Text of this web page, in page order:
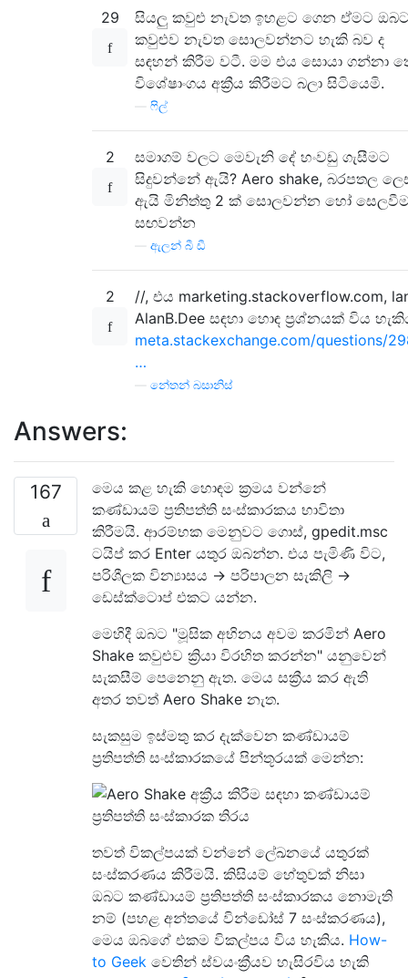
29
සියලු කවුළු නැවත ඉහළට ගෙන ඒමට
කවුළුව නැවත සොලවන්නට හැකි බව ද
සඳහන් කිරීම වටී. මම එය සොයා ගන්නා
විශේෂාංගය අක්‍රීය කිරීමට බලා සිටියෙමි.
ෆිල්
2
සමාගම් වලට මෙවැනි දේ හංවඩු ගැසීමට
සිදුවන්නේ ඇයි? Aero shake, බරපතල
ඇයි මිනිත්තු 2 ක් සොලවන්න හෝ
සඟවන්න
ඇලන් බී ඩී
2
//, එය marketing.stackoverflow.com,
AlanB.Dee සඳහා හොඳ ප්‍රශ්නයක් විය
meta.stackexchange.com/questions/
…
නේතන් බසානිස්
Answers:
167
මෙය කළ හැකි හොඳම ක්‍රමය වන්නේ
කණ්ඩායම් ප්‍රතිපත්ති සංස්කාරකය භාවිතා
කිරීමයි. ආරම්භක මෙනුවට ගොස්, gpedit.msc
ටයිප් කර Enter යතුර ඔබන්න. එය පැමිණි විට,
පරිශීලක වින්‍යාසය -> පරිපාලන සැකිලි ->
ඩෙස්ක්ටොප් එකට යන්න.
මෙහිදී ඔබට "මූසික අභිනය අවම කරමින් Aero
Shake කවුළුව ක්‍රියා විරහිත කරන්න" යනුවෙන්
සැකසීම් පෙනෙනු ඇත. මෙය සක්‍රීය කර ඇති
අතර තවත් Aero Shake නැත.
සැකසුම ඉස්මතු කර දැක්වෙන කණ්ඩායම්
ප්‍රතිපත්ති සංස්කාරකයේ පින්තූරයක් මෙන්න:
තවත් විකල්පයක් වන්නේ ලේඛනයේ යතුරක්
සංස්කරණය කිරීමයි. කිසියම් හේතුවක් නිසා
ඔබට කණ්ඩායම් ප්‍රතිපත්ති සංස්කාරකය නොමැති
නම් (පහළ අන්තයේ වින්ඩෝස් 7 සංස්කරණය),
මෙය ඔබගේ එකම විකල්පය විය හැකිය. How-
to Geek වෙතින් ස්වයංක්‍රීයව හැසිරවිය හැකි